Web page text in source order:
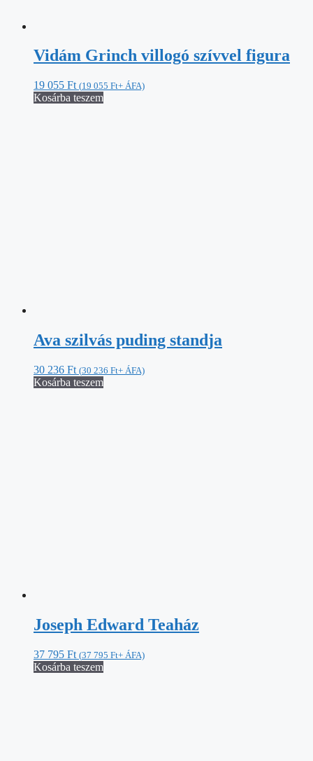
Vidám Grinch villogó szívvel figura
19 055 Ft (19 055 Ft+ ÁFA)
Kosárba teszem
Ava szilvás puding standja
30 236 Ft (30 236 Ft+ ÁFA)
Kosárba teszem
Joseph Edward Teaház
37 795 Ft (37 795 Ft+ ÁFA)
Kosárba teszem